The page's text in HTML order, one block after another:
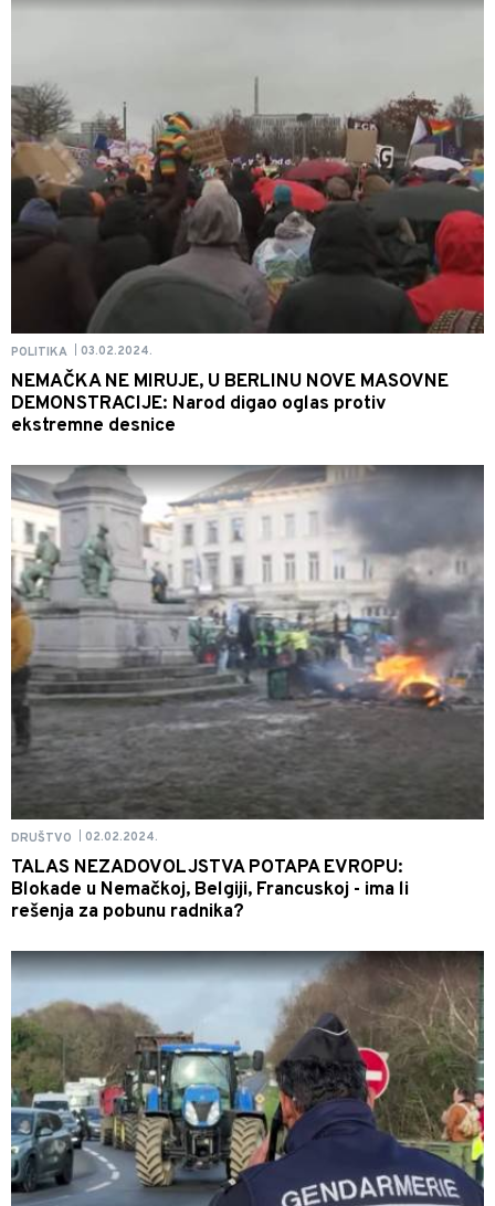
POLITIKA 03.02.2024.
NEMAČKA NE MIRUJE, U BERLINU NOVE MASOVNE
DEMONSTRACIJE: Narod digao oglas protiv
ekstremne desnice
DRUŠTVO 02.02.2024.
TALAS NEZADOVOLJSTVA POTAPA EVROPU:
Blokade u Nemačkoj, Belgiji, Francuskoj - ima li
rešenja za pobunu radnika?